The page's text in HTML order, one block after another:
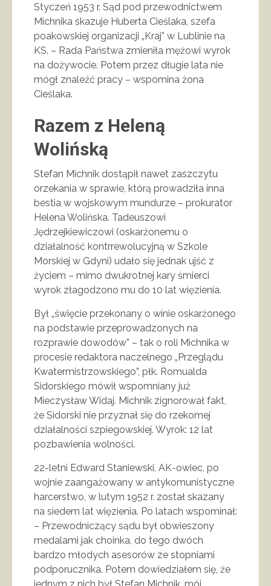
Styczeń 1953 r. Sąd pod przewodnictwem
Michnika skazuje Huberta Cieślaka, szefa
poakowskiej organizacji „Kraj” w Lublinie na
KS. – Rada Państwa zmieniła mężowi wyrok
na dożywocie. Potem przez długie lata nie
mógł znaleźć pracy – wspomina żona
Cieślaka.
Razem z Heleną
Wolińską
Stefan Michnik dostąpił nawet zaszczytu
orzekania w sprawie, którą prowadziła inna
bestia w wojskowym mundurze – prokurator
Helena Wolińska. Tadeuszowi
Jędrzejkiewiczowi (oskarżonemu o
działalność kontrrewolucyjną w Szkole
Morskiej w Gdyni) udało się jednak ujść z
życiem – mimo dwukrotnej kary śmierci
wyrok złagodzono mu do 10 lat więzienia.
Był „święcie przekonany o winie oskarżonego
na podstawie przeprowadzonych na
rozprawie dowodów” – tak o roli Michnika w
procesie redaktora naczelnego „Przeglądu
Kwatermistrzowskiego”, płk. Romualda
Sidorskiego mówił wspomniany już
Mieczysław Widaj. Michnik zignorował fakt,
że Sidorski nie przyznał się do rzekomej
działalności szpiegowskiej. Wyrok: 12 lat
pozbawienia wolności.
22-letni Edward Staniewski, AK-owiec, po
wojnie zaangażowany w antykomunistyczne
harcerstwo, w lutym 1952 r. został skazany
na siedem lat więzienia. Po latach wspominał:
– Przewodniczący sądu był obwieszony
medalami jak choinka, do tego dwóch
bardzo młodych asesorów ze stopniami
podporucznika. Potem dowiedziałem się, że